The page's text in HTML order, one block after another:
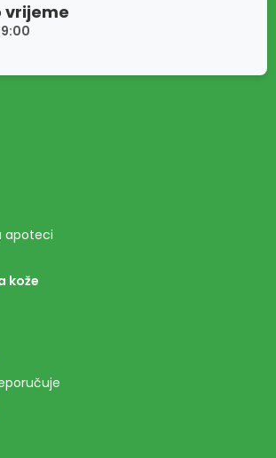
vrijeme
apoteci
kože